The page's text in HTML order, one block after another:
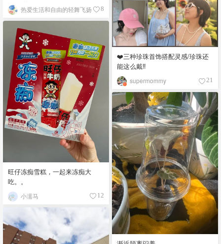
❤️三种珍珠首饰搭配灵感/珍珠还
能这么戴‼️
supermommy 21
热爱生活和自由的轻舞飞扬 8
旺仔冻痴雪糕，一起来冻痴大
吃。。
小濡马 12